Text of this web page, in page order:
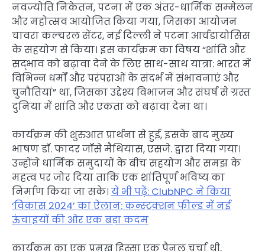
नवज्योति निकेतन, पटना में एक अंतर-धार्मिक सम्मेलन
और महोत्सव आयोजित किया गया, जिसका आयोजन
चावरा कल्चरल सेंटर, नई दिल्ली ने पटना आर्चडायोसिस
के सहयोग से किया। इस कार्यक्रम का विषय “शांति और
सद्भाव को बढ़ावा देने के लिए साथ-साथ यात्रा: भारत में
विभिन्न धर्मों और परंपराओं के संदर्भ में संभावनाएं और
चुनौतियां” था, जिसका उद्देश्य विभाजन और संघर्ष से ग्रस्त
दुनिया में शांति और एकता को बढ़ावा देना था।
कार्यक्रम की शुरुआत प्रार्थना से हुई, इसके बाद मुख्य
भाषण डॉ. फादर जॉसे मैथियास, एसजे. द्वारा दिया गया।
उन्होंने धार्मिक समुदायों के बीच सहयोग और समझ के
महत्व पर जोर दिया ताकि एक शांतिपूर्ण भविष्य का
निर्माण किया जा सके। ये भी पढ़ें: ClubNPC ने किया
‘विकास 2024’ का ऐलान: कन्स्ट्रक्शन फील्ड में नई
ऊंचाइयों की ओर एक बड़ा कदम